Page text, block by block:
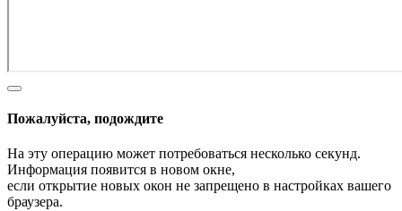
Пожалуйста, подождите
На эту операцию может потребоваться несколько секунд.
Информация появится в новом окне,
если открытие новых окон не запрещено в настройках вашего
браузера.